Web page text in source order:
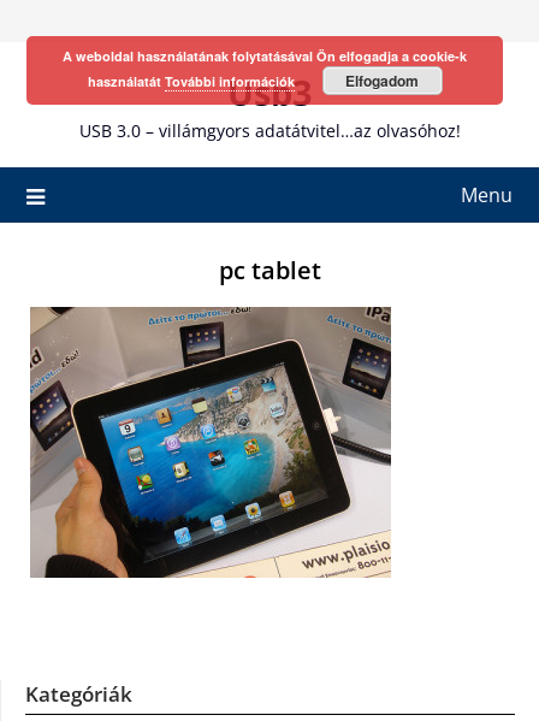
Usb3
USB 3.0 – villámgyors adatátvitel…az olvasóhoz!
Menu
pc tablet
Kategóriák
A weboldal használatának folytatásával Ön elfogadja a cookie-k
használatát További információk Elfogadom